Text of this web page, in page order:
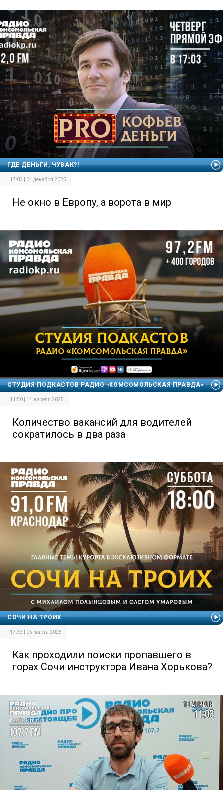
ГДЕ ДЕНЬГИ, ЧУВАК?!
17:03 | 04 декабря 2025
Не окно в Европу, а ворота в мир
СТУДИЯ ПОДКАСТОВ РАДИО «КОМСОМОЛЬСКАЯ ПРАВДА»
11:50 | 14 апреля 2025
Количество вакансий для водителей
сократилось в два раза
СОЧИ НА ТРОИХ
17:33 | 05 марта 2025
Как проходили поиски пропавшего в
горах Сочи инструктора Ивана Хорькова?